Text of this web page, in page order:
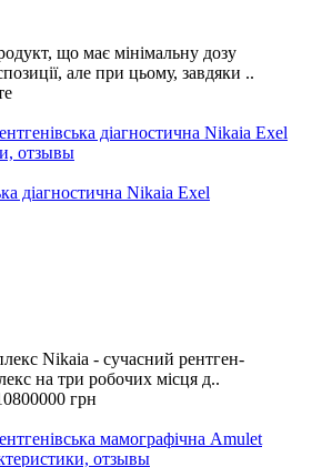
що має мінімальну дозу
але при цьому, завдяки ..
діагностична Nikaia Exel
Nikaia - сучасний рентген-
на три робочих місця д..
грн